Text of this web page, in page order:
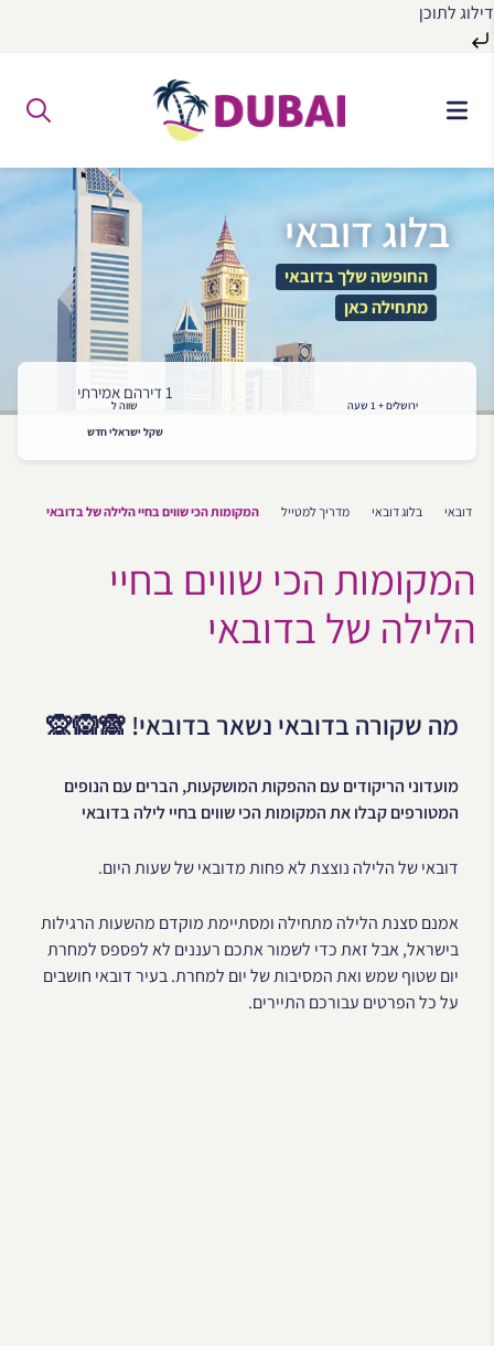
דילוג לתוכן
התוכן
בלוג דובאי
החופשה שלך בדובאי
מתחילה כאן
ירושלים + 1 שעה
1 דירהם אמירתי
שווה ל
שקל ישראלי חדש
דובאי בלוג דובאי מדריך למטייל המקומות הכי שווים בחיי הלילה של בדובאי
המקומות הכי שווים בחיי
הלילה של בדובאי
מה שקורה בדובאי נשאר בדובאי! 🙈🙉🙊
מועדוני הריקודים עם ההפקות המושקעות, הברים עם הנופים
המטורפים קבלו את המקומות הכי שווים בחיי לילה בדובאי
דובאי של הלילה נוצצת לא פחות מדובאי של שעות היום.
אמנם סצנת הלילה מתחילה ומסתיימת מוקדם מהשעות הרגילות
בישראל, אבל זאת כדי לשמור אתכם רעננים לא לפספס למחרת
יום שטוף שמש ואת המסיבות של יום למחרת. בעיר דובאי חושבים
על כל הפרטים עבורכם התיירים.